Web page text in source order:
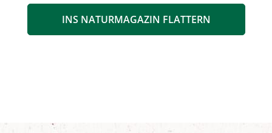
INS NATURMAGAZIN FLATTERN